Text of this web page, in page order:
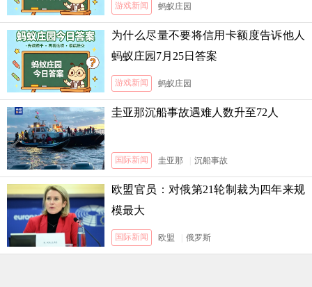
游戏新闻 蚂蚁庄园
为什么尽量不要将信用卡额度告诉他人
蚂蚁庄园7月25日答案
游戏新闻 蚂蚁庄园
圭亚那沉船事故遇难人数升至72人
国际新闻 圭亚那 沉船事故
欧盟官员：对俄第21轮制裁为四年来规
模最大
国际新闻 欧盟 俄罗斯